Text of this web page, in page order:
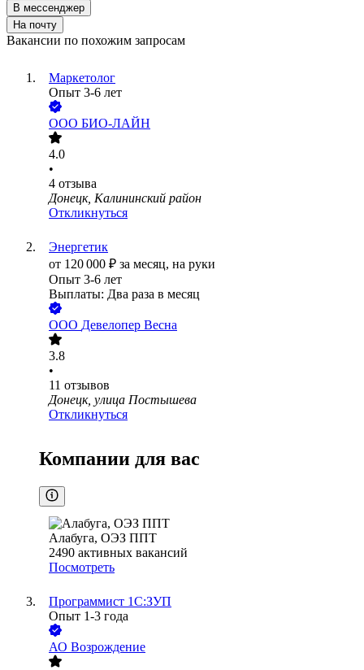
В мессенджер
На почту
Вакансии по похожим запросам
Маркетолог
Опыт 3-6 лет
ООО БИО-ЛАЙН
4.0
•
4 отзыва
Донецк, Калининский район
Откликнуться
Энергетик
от 120 000 ₽ за месяц, на руки
Опыт 3-6 лет
Выплаты: Два раза в месяц
ООО Девелопер Весна
3.8
•
11 отзывов
Донецк, улица Постышева
Откликнуться
Компании для вас
Алабуга, ОЭЗ ППТ
2490 активных вакансий
Посмотреть
Программист 1С:ЗУП
Опыт 1-3 года
АО Возрождение